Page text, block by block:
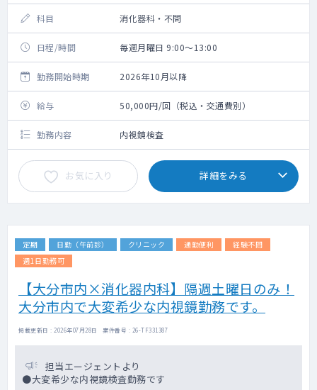
科目 消化器科・不問
日程/時間 毎週月曜日 9:00～13:00
勤務開始時期 2026年10月以降
給与 50,000円/回（税込・交通費別）
勤務内容 内視鏡検査
お気に入り 詳細をみる
定期 日勤（午前診） クリニック 通勤便利
経験不問
週1日勤務可
【大分市内×消化器内科】隔週土曜日のみ！
大分市内で大変希少な内視鏡勤務です。
掲載更新日 : 2026年07月28日 案件番号 : 26-TF331387
担当エージェントより
●大変希少な内視鏡検査勤務です